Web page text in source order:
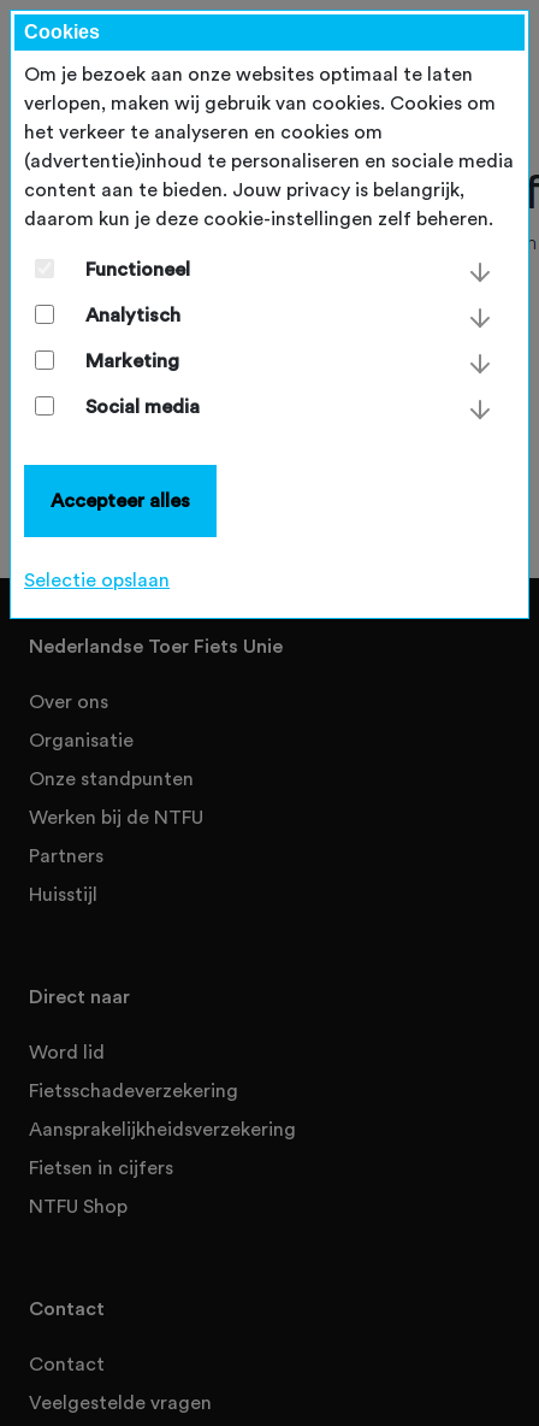
Nederlandse Toer Fiets Unie
Over ons
Organisatie
Onze standpunten
Werken bij de NTFU
Partners
Huisstijl
Direct naar
Word lid
Fietsschadeverzekering
Aansprakelijkheidsverzekering
Fietsen in cijfers
NTFU Shop
Contact
Contact
Veelgestelde vragen
Cookies
Om je bezoek aan onze websites optimaal te laten
verlopen, maken wij gebruik van cookies. Cookies om
het verkeer te analyseren en cookies om
(advertentie)inhoud te personaliseren en sociale media
content aan te bieden. Jouw privacy is belangrijk,
daarom kun je deze cookie-instellingen zelf beheren.
Functioneel
Analytisch
Marketing
Social media
Accepteer alles
Selectie opslaan